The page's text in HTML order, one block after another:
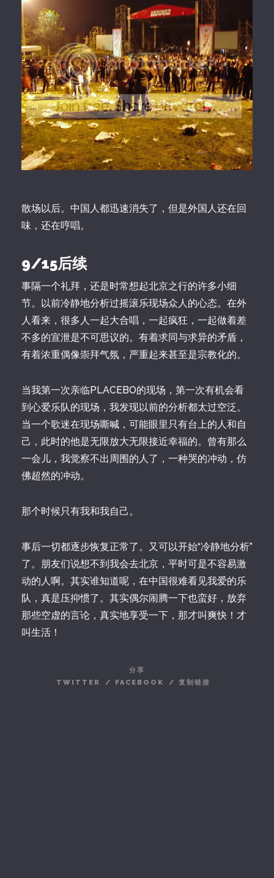
散场以后。中国人都迅速消失了，但是外国人还在回
味，还在哼唱。
9/15后续
事隔一个礼拜，还是时常想起北京之行的许多小细
节。以前冷静地分析过摇滚乐现场众人的心态。在外
人看来，很多人一起大合唱，一起疯狂，一起做着差
不多的宣泄是不可思议的。有着求同与求异的矛盾，
有着浓重偶像崇拜气氛，严重起来甚至是宗教化的。
当我第一次亲临PLACEBO的现场，第一次有机会看
到心爱乐队的现场，我发现以前的分析都太过空泛。
当一个歌迷在现场嘶喊，可能眼里只有台上的人和自
己，此时的他是无限放大无限接近幸福的。曾有那么
一会儿，我觉察不出周围的人了，一种哭的冲动，仿
佛超然的冲动。
那个时候只有我和我自己。
事后一切都逐步恢复正常了。又可以开始“冷静地分析”
了。朋友们说想不到我会去北京，平时可是不容易激
动的人啊。其实谁知道呢，在中国很难看见我爱的乐
队，真是压抑惯了。其实偶尔闹腾一下也蛮好，放弃
那些空虚的言论，真实地享受一下，那才叫爽快！才
叫生活！
分享
TWITTER
/ FACEBOOK / 复制链接